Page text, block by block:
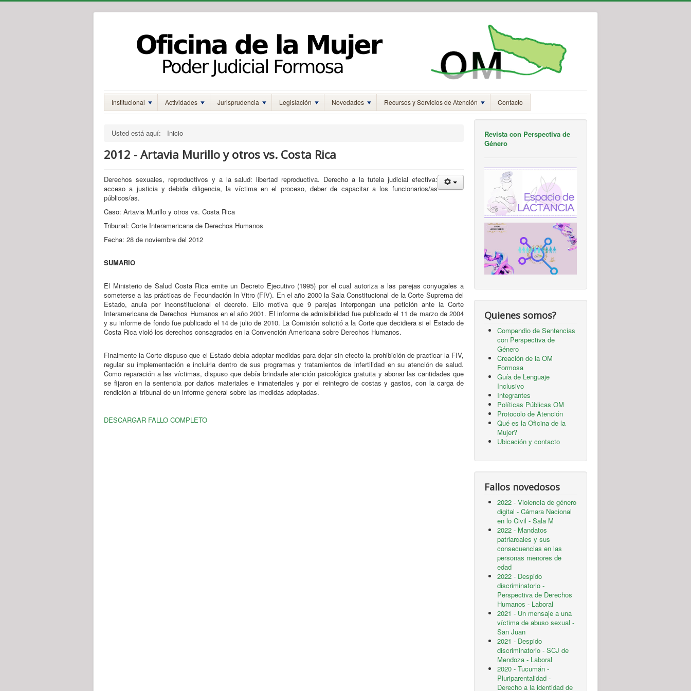
Institucional Actividades Jurisprudencia Legislación Novedades Recursos y Servicios de Atención Contacto
Usted está aquí: Inicio
2012 - Artavia Murillo y otros vs. Costa Rica
Derechos sexuales, reproductivos y a la salud: libertad reproductiva. Derecho a la tutela judicial efectiva:
acceso a justicia y debida diligencia, la víctima en el proceso, deber de capacitar a los funcionarios/as
públicos/as.
Caso: Artavia Murillo y otros vs. Costa Rica
Tribunal: Corte Interamericana de Derechos Humanos
Fecha: 28 de noviembre del 2012
SUMARIO
El Ministerio de Salud Costa Rica emite un Decreto Ejecutivo (1995) por el cual autoriza a las parejas conyugales a
someterse a las prácticas de Fecundación In Vitro (FIV). En el año 2000 la Sala Constitucional de la Corte Suprema del
Estado, anula por inconstitucional el decreto. Ello motiva que 9 parejas interpongan una petición ante la Corte
Interamericana de Derechos Humanos en el año 2001. El informe de admisibilidad fue publicado el 11 de marzo de 2004
y su informe de fondo fue publicado el 14 de julio de 2010. La Comisión solicitó a la Corte que decidiera si el Estado de
Costa Rica violó los derechos consagrados en la Convención Americana sobre Derechos Humanos.
Finalmente la Corte dispuso que el Estado debía adoptar medidas para dejar sin efecto la prohibición de practicar la FIV,
regular su implementación e incluirla dentro de sus programas y tratamientos de infertilidad en su atención de salud.
Como reparación a las víctimas, dispuso que debía brindarle atención psicológica gratuita y abonar las cantidades que
se fijaron en la sentencia por daños materiales e inmateriales y por el reintegro de costas y gastos, con la carga de
rendición al tribunal de un informe general sobre las medidas adoptadas.
DESCARGAR FALLO COMPLETO
Revista con Perspectiva de
Género
Quienes somos?
Compendio de Sentencias
con Perspectiva de
Género
Creación de la OM
Formosa
Guía de Lenguaje
Inclusivo
Integrantes
Políticas Públicas OM
Protocolo de Atención
Qué es la Oficina de la
Mujer?
Ubicación y contacto
Fallos novedosos
2022 - Violencia de género
digital - Cámara Nacional
en lo Civil - Sala M
2022 - Mandatos
patriarcales y sus
consecuencias en las
personas menores de
edad
2022 - Despido
discriminatorio -
Perspectiva de Derechos
Humanos - Laboral
2021 - Un mensaje a una
víctima de abuso sexual -
San Juan
2021 - Despido
discriminatorio - SCJ de
Mendoza - Laboral
2020 - Tucumán -
Pluriparentalidad -
Derecho a la identidad de